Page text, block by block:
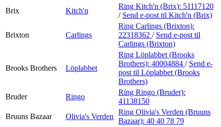
Brix
Kitch'n
Ring Kitch'n (Brix): 51117120
/ Send e-post til Kitch'n (Brix)
Brixton Carlings
Ring Carlings (Brixton):
22318362 / Send e-post til
Carlings (Brixton)
Brooks Brothers Löplabbet
Ring Löplabbet (Brooks
Brothers): 40004884 / Send e-
post til Löplabbet (Brooks
Brothers)
Bruder
Ringo
Ring Ringo (Bruder):
41138150
Bruuns Bazaar
Olivia's Verden
Ring Olivia's Verden (Bruuns
Bazaar): 40 40 78 79